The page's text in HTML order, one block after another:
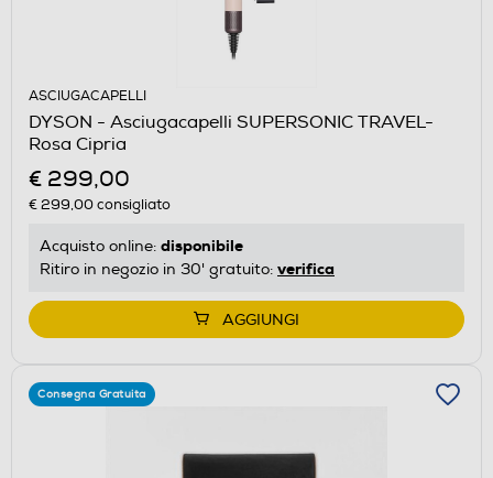
ASCIUGACAPELLI
DYSON - Asciugacapelli SUPERSONIC TRAVEL-
Rosa Cipria
€ 299,00
€ 299,00consigliato
Acquisto online: disponibile
Ritiro in negozio in 30' gratuito: verifica
AGGIUNGI
Consegna Gratuita